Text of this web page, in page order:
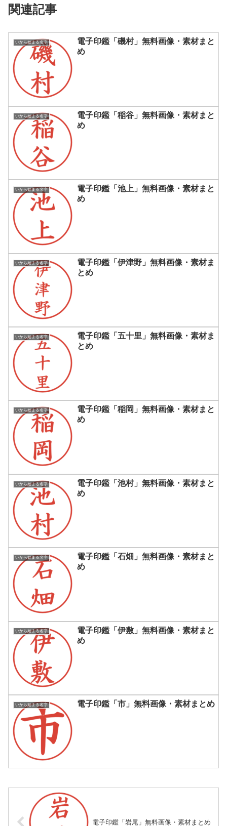
関連記事
いから始まる名字
電子印鑑「磯村」無料画像・素材まと
め
いから始まる名字
電子印鑑「稲谷」無料画像・素材まと
め
いから始まる名字
電子印鑑「池上」無料画像・素材まと
め
いから始まる名字
電子印鑑「伊津野」無料画像・素材ま
とめ
いから始まる名字
電子印鑑「五十里」無料画像・素材ま
とめ
いから始まる名字
電子印鑑「稲岡」無料画像・素材まと
め
いから始まる名字
電子印鑑「池村」無料画像・素材まと
め
いから始まる名字
電子印鑑「石畑」無料画像・素材まと
め
いから始まる名字
電子印鑑「伊敷」無料画像・素材まと
め
いから始まる名字 電子印鑑「市」無料画像・素材まとめ
電子印鑑「岩尾」無料画像・素材まとめ